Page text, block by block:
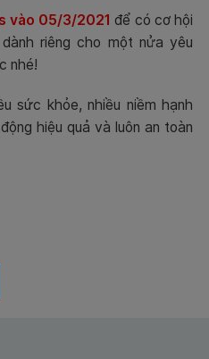
vào 05/3/2021 để có cơ hội
riêng cho một nửa yêu
nhé!
sức khỏe, nhiều niềm hạnh
hiệu quả và luôn an toàn